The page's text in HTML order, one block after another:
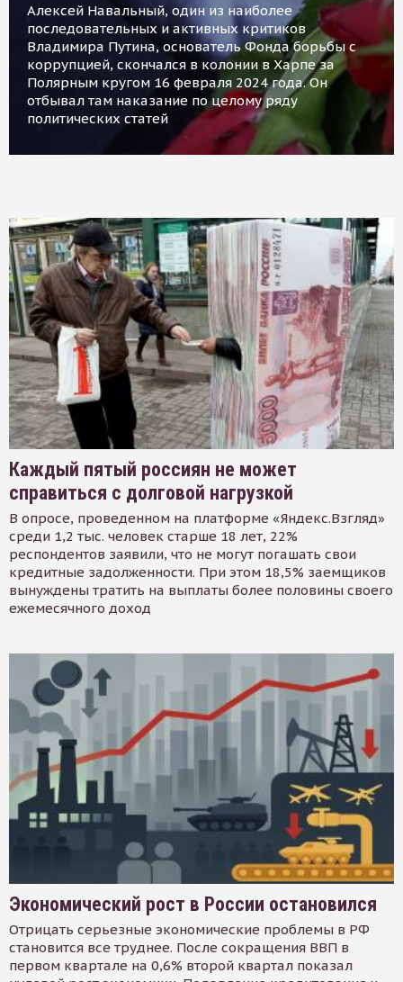
Алексей Навальный, один из наиболее
последовательных и активных критиков
Владимира Путина, основатель Фонда борьбы с
коррупцией, скончался в колонии в Харпе за
Полярным кругом 16 февраля 2024 года. Он
отбывал там наказание по целому ряду
политических статей
Каждый пятый россиян не может
справиться с долговой нагрузкой
В опросе, проведенном на платформе «Яндекс.Взгляд»
среди 1,2 тыс. человек старше 18 лет, 22%
респондентов заявили, что не могут погашать свои
кредитные задолженности. При этом 18,5% заемщиков
вынуждены тратить на выплаты более половины своего
ежемесячного доход
Экономический рост в России остановился
Отрицать серьезные экономические проблемы в РФ
становится все труднее. После сокращения ВВП в
первом квартале на 0,6% второй квартал показал